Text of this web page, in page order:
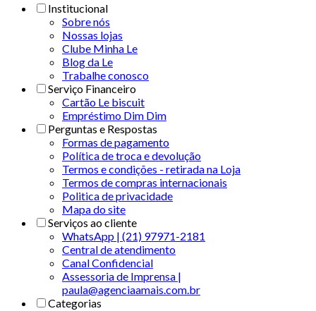
Institucional
Sobre nós
Nossas lojas
Clube Minha Le
Blog da Le
Trabalhe conosco
Serviço Financeiro
Cartão Le biscuit
Empréstimo Dim Dim
Perguntas e Respostas
Formas de pagamento
Política de troca e devolução
Termos e condições - retirada na Loja
Termos de compras internacionais
Politica de privacidade
Mapa do site
Serviços ao cliente
WhatsApp | (21) 97971-2181
Central de atendimento
Canal Confidencial
Assessoria de Imprensa |
paula@agenciaamais.com.br
Categorias